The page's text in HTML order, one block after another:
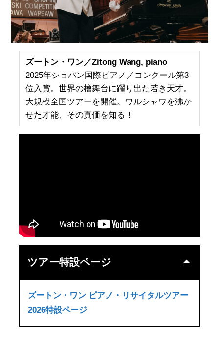
ズートン・ワン／Zitong Wang, piano
2025年ショパン国際ピアノ／コンクール第3
位入賞。世界の檜舞台に躍り出た若き天才。
大規模全国ツアーを開催。ワルシャワを沸か
せた才能、その真価を知る！
ツアー特設ページ
ズートン・ワン ピアノ・リサイタルツアー
2026特設ページ